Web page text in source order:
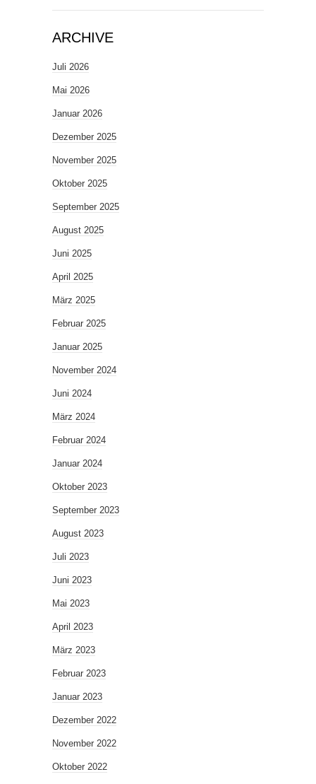
ARCHIVE
Juli 2026
Mai 2026
Januar 2026
Dezember 2025
November 2025
Oktober 2025
September 2025
August 2025
Juni 2025
April 2025
März 2025
Februar 2025
Januar 2025
November 2024
Juni 2024
März 2024
Februar 2024
Januar 2024
Oktober 2023
September 2023
August 2023
Juli 2023
Juni 2023
Mai 2023
April 2023
März 2023
Februar 2023
Januar 2023
Dezember 2022
November 2022
Oktober 2022